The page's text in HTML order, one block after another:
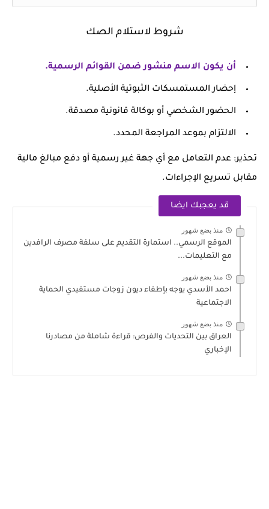
شروط لاستلام الصك
أن يكون الاسم منشور ضمن القوائم الرسمية.
إحضار المستمسكات الثبوتية الأصلية.
الحضور الشخصي أو بوكالة قانونية مصدقة.
الالتزام بموعد المراجعة المحدد.
تحذير: عدم التعامل مع أي جهة غير رسمية أو دفع مبالغ مالية
مقابل تسريع الإجراءات.
قد يعجبك ايضا
منذ بضع شهور
الموقع الرسمي.. استمارة التقديم على سلفة مصرف الرافدين
مع التعليمات...
منذ بضع شهور
احمد الأسدي يوجه بإطفاء ديون زوجات مستفيدي الحماية
الاجتماعية
منذ بضع شهور
العراق بين التحديات والفرص: قراءة شاملة من مصادرنا
الإخباري